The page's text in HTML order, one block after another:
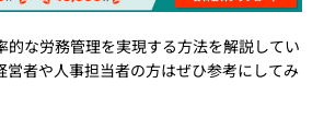
的な労務管理を実現する方法を解説してい
営者や人事担当者の方はぜひ参考にしてみ